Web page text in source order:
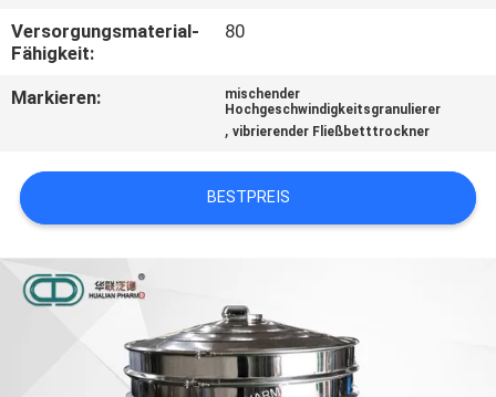
VERBINDUNG
FORDERN
SIE
EIN
ZITAT
SITEMAP
Versorgungsmaterial-
Fähigkeit:
80
Markieren:
mischender
Hochgeschwindigkeitsgranulierer
,vibrierender Fließbetttrockner
BESTPREIS